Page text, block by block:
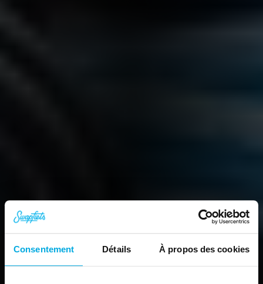
Consentement Détails À propos des cookies